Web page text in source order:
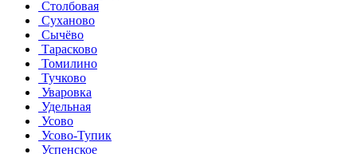
Столбовая
Суханово
Сычёво
Тарасково
Томилино
Тучково
Уваровка
Удельная
Усово
Усово-Тупик
Успенское